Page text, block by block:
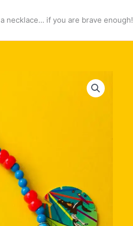
necklace... if you are brave enough!